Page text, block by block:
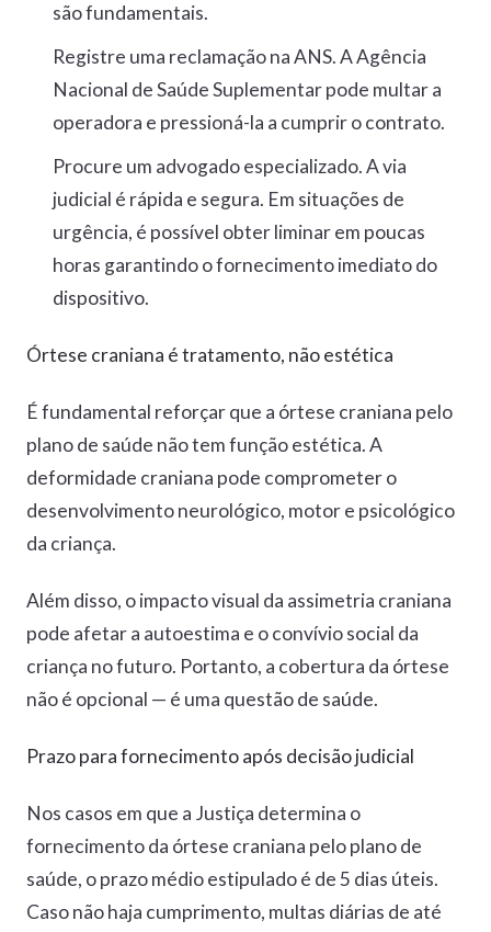
são fundamentais.
Registre uma reclamação na ANS. A Agência
Nacional de Saúde Suplementar pode multar a
operadora e pressioná-la a cumprir o contrato.
Procure um advogado especializado. A via
judicial é rápida e segura. Em situações de
urgência, é possível obter liminar em poucas
horas garantindo o fornecimento imediato do
dispositivo.
Órtese craniana é tratamento, não estética
É fundamental reforçar que a órtese craniana pelo
plano de saúde não tem função estética. A
deformidade craniana pode comprometer o
desenvolvimento neurológico, motor e psicológico
da criança.
Além disso, o impacto visual da assimetria craniana
pode afetar a autoestima e o convívio social da
criança no futuro. Portanto, a cobertura da órtese
não é opcional — é uma questão de saúde.
Prazo para fornecimento após decisão judicial
Nos casos em que a Justiça determina o
fornecimento da órtese craniana pelo plano de
saúde, o prazo médio estipulado é de 5 dias úteis.
Caso não haja cumprimento, multas diárias de até